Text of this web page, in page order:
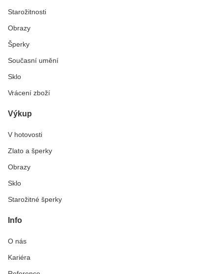
Starožitnosti
Obrazy
Šperky
Současní umění
Sklo
Vrácení zboží
Výkup
V hotovosti
Zlato a šperky
Obrazy
Sklo
Starožitné šperky
Info
O nás
Kariéra